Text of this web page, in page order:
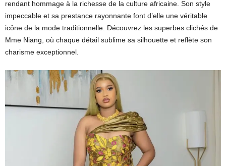
rendant hommage à la richesse de la culture africaine. Son style
impeccable et sa prestance rayonnante font d’elle une véritable
icône de la mode traditionnelle. Découvrez les superbes clichés de
Mme Niang, où chaque détail sublime sa silhouette et reflète son
charisme exceptionnel.